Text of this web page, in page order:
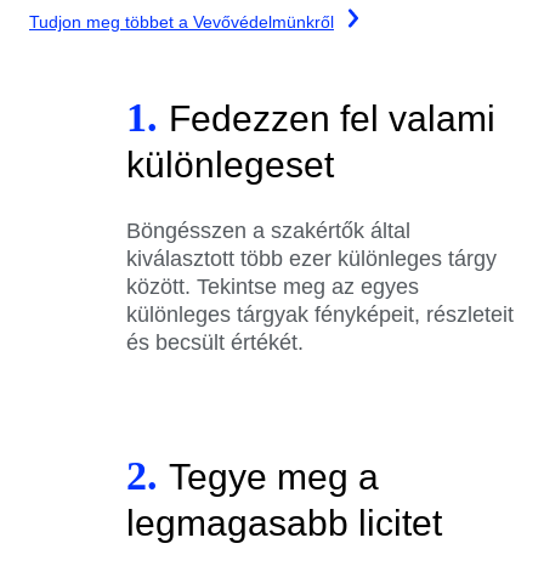
Tudjon meg többet a Vevővédelmünkről
1. Fedezzen fel valami
különlegeset
Böngésszen a szakértők által
kiválasztott több ezer különleges tárgy
között. Tekintse meg az egyes
különleges tárgyak fényképeit, részleteit
és becsült értékét.
2. Tegye meg a
legmagasabb licitet